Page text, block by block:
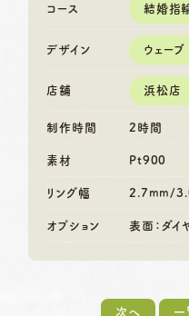
コース 結婚指輪
デザイン ウェーブ
店舗 浜松店
制作時間 2時間
素材 Pt900
リング幅 2.7mm/
オプション 表面：ダイ
次へ 一